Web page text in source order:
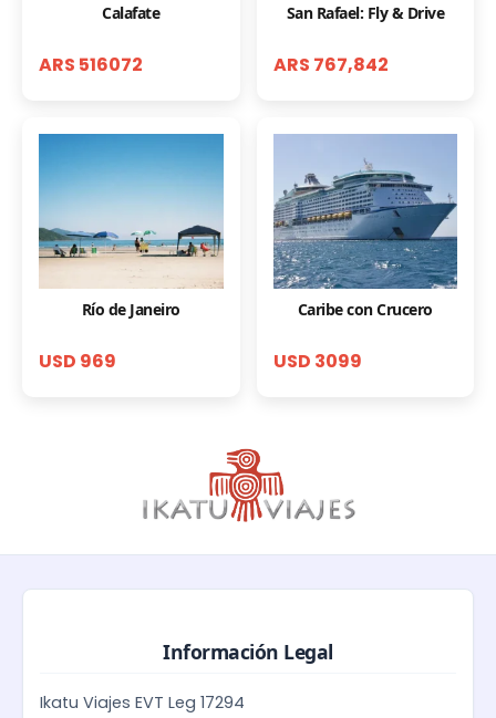
Calafate
ARS 516072
San Rafael: Fly & Drive
ARS 767,842
Río de Janeiro
USD 969
Caribe con Crucero
USD 3099
Información Legal
Ikatu Viajes EVT Leg 17294